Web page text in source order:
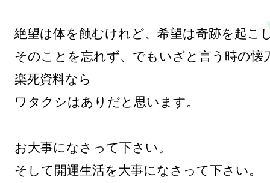
絶望は体を蝕むけれど、希望は奇跡を起こ
そのことを忘れず、でもいざと言う時の懐
楽死資料なら
ワタクシはありだと思います。
お大事になさって下さい。
そして開運生活を大事になさって下さい。